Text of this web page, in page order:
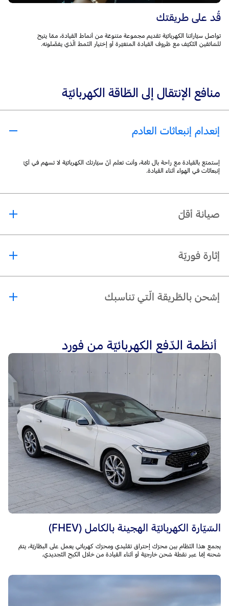
قُد على طريقتك
تواصل سيّاراتنا الكهربائيّة تقديم مجموعة متنوعّة من أنماط القيادة، ممّا يتيح
للسّائقين التّكيّف مع ظروف القيادة المتغيّرة أو إختيار النّمط الّذي يفضّلونه.
منافع الإنتقال إلى الطّاقة الكهربائيّة
إنعدام إنبعاثات العادم
إستمتع بالقيادة مع راحة بال تامّة، وأنت تعلم أنّ سيّارتك الكهربائيّة لا تسهم في أيّ
إنبعاثات في الهواء أثناء القيادة.
صيانة أقلّ
الدّاخلي، ممّا يعني عمومًا صيانة وتكاليف خدمة أقلّ.
إثارة فوريّة
إشحن بالطّريقة الّتي تناسبك
أنظمة الدّفع الكهربائيّة من فورد
السّيّارة الكهربائيّة الهجينة بالكامل (FHEV)
يجمع هذا النّظام بين محرّك إحتراق تقليدي ومحرّك كهربائي يعمل على البطّاريّة، يتمّ
شحنه إمّا عبر نقطة شحن خارجيّة أو أثناء القيادة من خلال الكبح التّجديدي.